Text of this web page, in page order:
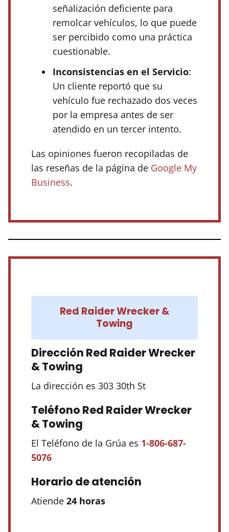
señalización deficiente para
remolcar vehículos, lo que puede
ser percibido como una práctica
cuestionable.
Inconsistencias en el Servicio:
Un cliente reportó que su
vehículo fue rechazado dos veces
por la empresa antes de ser
atendido en un tercer intento.
Las opiniones fueron recopiladas de
las reseñas de la página de Google My
Business.
Red Raider Wrecker &
Towing
Dirección Red Raider Wrecker
& Towing
La dirección es 303 30th St
Teléfono Red Raider Wrecker
& Towing
El Teléfono de la Grúa es 1-806-687-
5076
Horario de atención
Atiende 24 horas